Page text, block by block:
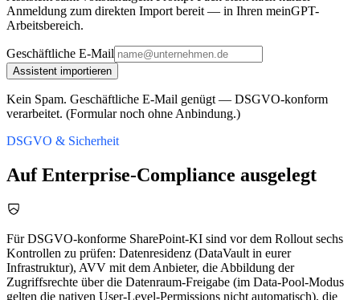
Anmeldung zum direkten Import bereit — in Ihren meinGPT-
Arbeitsbereich.
Geschäftliche E-Mail
Assistent importieren
Kein Spam. Geschäftliche E-Mail genügt — DSGVO-konform
verarbeitet. (Formular noch ohne Anbindung.)
DSGVO & Sicherheit
Auf Enterprise-Compliance ausgelegt
Für DSGVO-konforme SharePoint-KI sind vor dem Rollout sechs
Kontrollen zu prüfen: Datenresidenz (DataVault in eurer
Infrastruktur), AVV mit dem Anbieter, die Abbildung der
Zugriffsrechte über die Datenraum-Freigabe (im Data-Pool-Modus
gelten die nativen User-Level-Permissions nicht automatisch), die